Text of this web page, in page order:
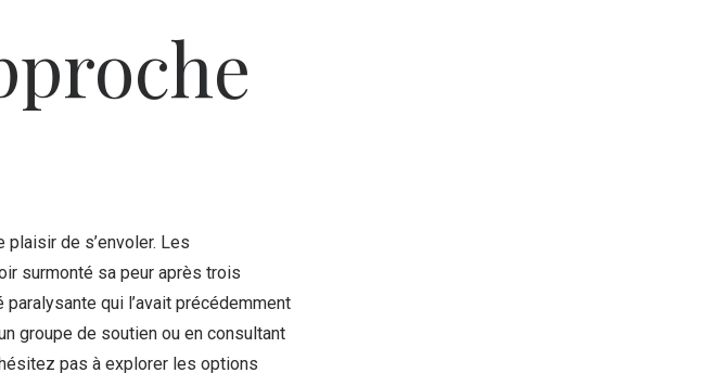
plaisir de s’envoler. Les
surmonté sa peur après trois
qui l’avait précédemment
groupe de soutien ou en consultant
pas à explorer les options